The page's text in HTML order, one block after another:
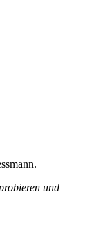
und